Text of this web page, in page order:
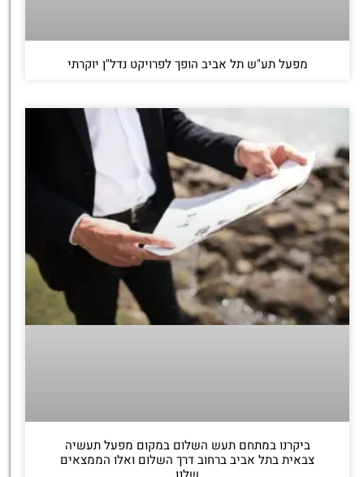
מפעל תע"ש תל אביב הופך לפרויקט נדל"ן יוקרתי
ביקרנו במתחם תעש השלום במקום מפעל תעשיה
צבאית בתל אביב ברחוב דרך השלום ואלו הממצאים